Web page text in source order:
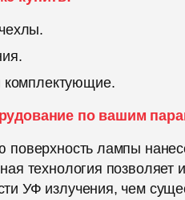
комплектующие.
по вашим
лампы
технология позволяет
УФ излучения, чем